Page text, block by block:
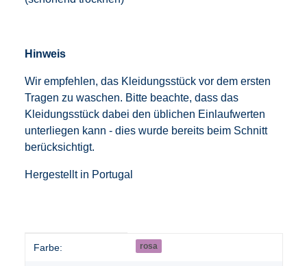
Hinweis
Wir empfehlen, das Kleidungsstück vor dem ersten
Tragen zu waschen. Bitte beachte, dass das
Kleidungsstück dabei den üblichen Einlaufwerten
unterliegen kann - dies wurde bereits beim Schnitt
berücksichtigt.
Hergestellt in Portugal
Produkteigenschaft
Wert
Farbe: rosa